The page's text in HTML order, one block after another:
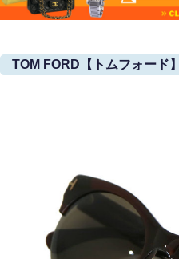
TOM FORD【トムフォー